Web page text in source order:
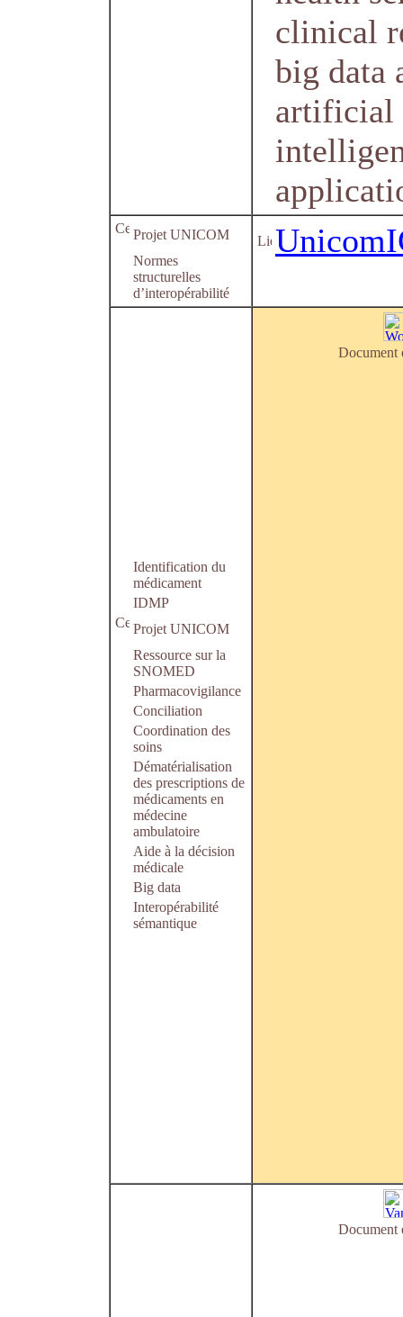
clinical
big data
artificial
Projet UNICOM
Normes
structurelles
d’interopérabilité
Identification du
médicament
IDMP
Projet UNICOM
Ressource sur la
SNOMED
Pharmacovigilance
Conciliation
Coordination des
soins
Dématérialisation
des prescriptions de
médicaments en
médecine
ambulatoire
Aide à la décision
médicale
Big data
Interopérabilité
sémantique
Document
Document